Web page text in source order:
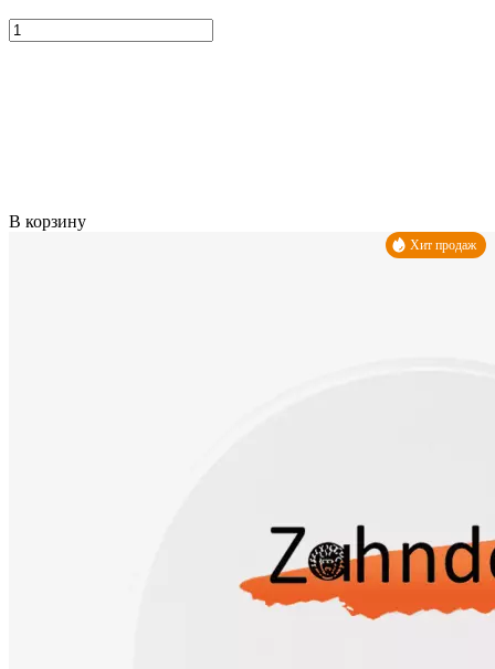
В корзину
Хит продаж